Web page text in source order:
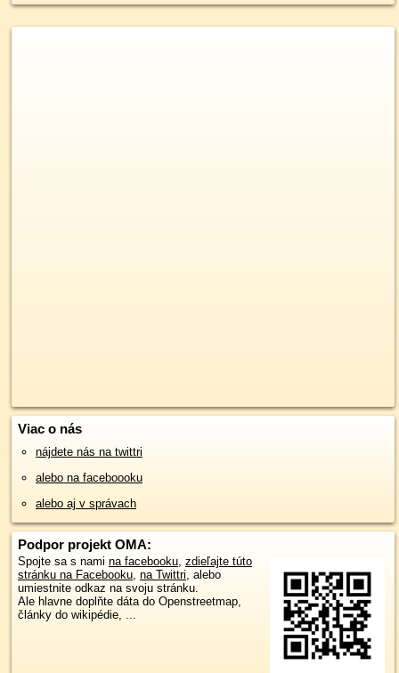
Viac o nás
nájdete nás na twittri
alebo na faceboooku
alebo aj v správach
Podpor projekt OMA:
Spojte sa s nami na facebooku, zdieľajte túto
stránku na Facebooku, na Twittri, alebo
umiestnite odkaz na svoju stránku.
Ale hlavne doplňte dáta do Openstreetmap,
články do wikipédie, ...